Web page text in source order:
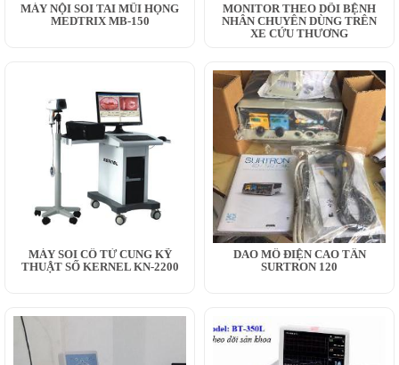
MÁY NỘI SOI TAI MŨI HỌNG
MEDTRIX MB-150
MONITOR THEO DÕI BỆNH
NHÂN CHUYÊN DÙNG TRÊN
XE CỨU THƯƠNG
MÁY SOI CỔ TỬ CUNG KỸ
THUẬT SỐ KERNEL KN-2200
DAO MỔ ĐIỆN CAO TẦN
SURTRON 120